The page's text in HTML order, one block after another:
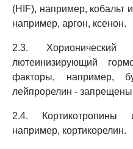
(HIF), например, кобальт
например, аргон, ксенон.
2.3.
лютеинизирующий
факторы, например,
лейпрорелин -
2.4. Кортикотропины
например, кортикорелин.